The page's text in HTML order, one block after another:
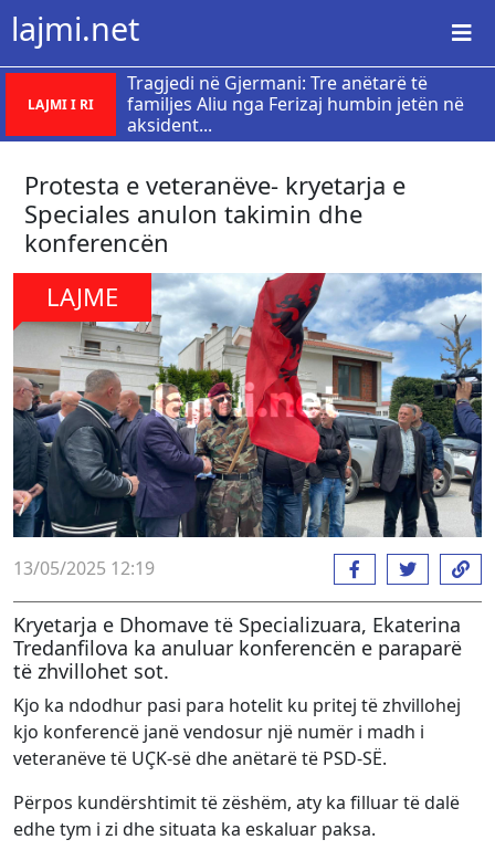
lajmi.net
LAJMI I RI
Tragjedi në Gjermani: Tre anëtarë të
familjes Aliu nga Ferizaj humbin jetën në
aksident...
Protesta e veteranëve- kryetarja e
Speciales anulon takimin dhe
konferencën
LAJME
13/05/2025 12:19
Kryetarja e Dhomave të Specializuara, Ekaterina
Tredanfilova ka anuluar konferencën e paraparë
të zhvillohet sot.
Kjo ka ndodhur pasi para hotelit ku pritej të zhvillohej
kjo konferencë janë vendosur një numër i madh i
veteranëve të UÇK-së dhe anëtarë të PSD-SË.
Përpos kundërshtimit të zëshëm, aty ka filluar të dalë
edhe tym i zi dhe situata ka eskaluar paksa.